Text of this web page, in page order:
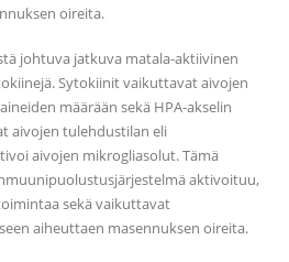
oireita.
johtuva jatkuva matala-aktiivinen
Sytokiinit vaikuttavat aivojen
määrään sekä HPA-akselin
aivojen tulehdustilan eli
aivojen mikrogliasolut. Tämä
aktivoituu,
sekä vaikuttavat
aiheuttaen masennuksen oireita.